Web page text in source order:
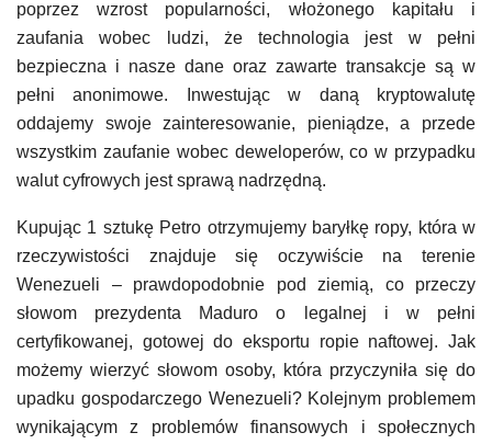
poprzez wzrost popularności, włożonego kapitału i
zaufania wobec ludzi, że technologia jest w pełni
bezpieczna i nasze dane oraz zawarte transakcje są w
pełni anonimowe. Inwestując w daną kryptowalutę
oddajemy swoje zainteresowanie, pieniądze, a przede
wszystkim zaufanie wobec deweloperów, co w przypadku
walut cyfrowych jest sprawą nadrzędną.
Kupując 1 sztukę Petro otrzymujemy baryłkę ropy, która w
rzeczywistości znajduje się oczywiście na terenie
Wenezueli – prawdopodobnie pod ziemią, co przeczy
słowom prezydenta Maduro o legalnej i w pełni
certyfikowanej, gotowej do eksportu ropie naftowej. Jak
możemy wierzyć słowom osoby, która przyczyniła się do
upadku gospodarczego Wenezueli? Kolejnym problemem
wynikającym z problemów finansowych i społecznych